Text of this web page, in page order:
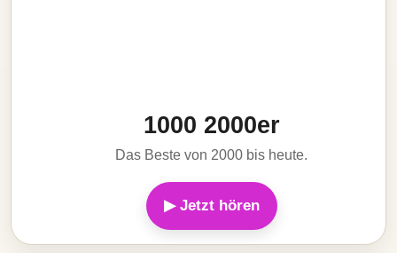
1000 2000er
Das Beste von 2000 bis heute.
▶ Jetzt hören